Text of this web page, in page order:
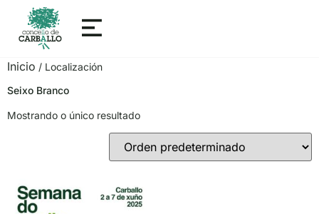
Inicio / Localización
Seixo Branco
Mostrando o único resultado